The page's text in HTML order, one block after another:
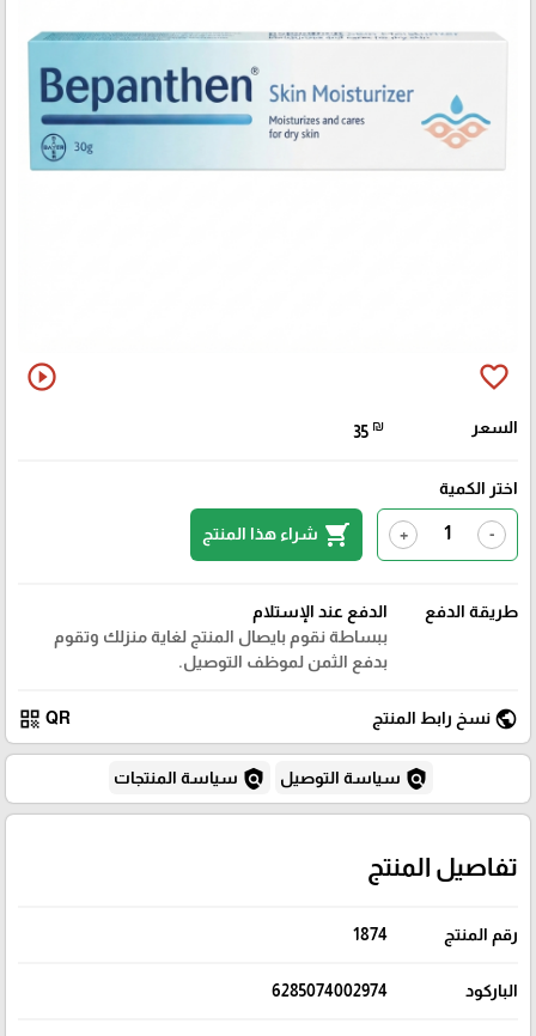
favorite_border
play_circle_outline
السعر 35 ₪
اختر الكمية
-
+
shopping_cart شراء هذا المنتج
طريقة الدفع
الدفع عند الإستلام
ببساطة نقوم بايصال المنتج لغاية منزلك وتقوم
بدفع الثمن لموظف التوصيل.
public نسخ رابط المنتج QR
qr_code
policy سياسة التوصيل policy سياسة المنتجات
تفاصيل المنتج
رقم المنتج 1874
الباركود 6285074002974